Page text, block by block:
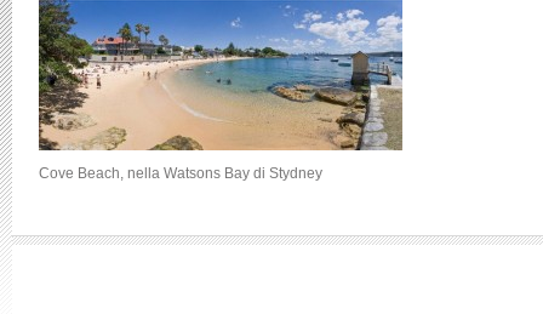
Cove Beach, nella Watsons Bay di Stydney